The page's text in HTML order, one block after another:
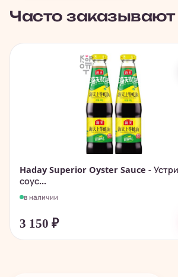
Часто заказывают
Haday Superior Oyster Sauce -
соус...
в наличии
3 150 ₽